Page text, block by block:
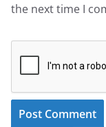
the next time I